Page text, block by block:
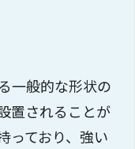
一般的な形状の
置されることが
っており、強い